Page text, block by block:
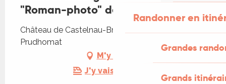
Randonner en
Grandes
Grands
"Roman-photo" de Lilie Pinot
Château de Castelnau-Bretenoux, 46130
Prudhomat
M'y rendre
J'y vais en train !